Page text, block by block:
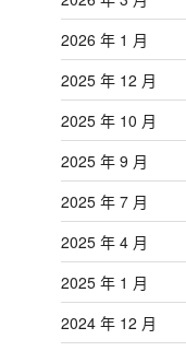
2026 年 1 月
2025 年 12 月
2025 年 10 月
2025 年 9 月
2025 年 7 月
2025 年 4 月
2025 年 1 月
2024 年 12 月